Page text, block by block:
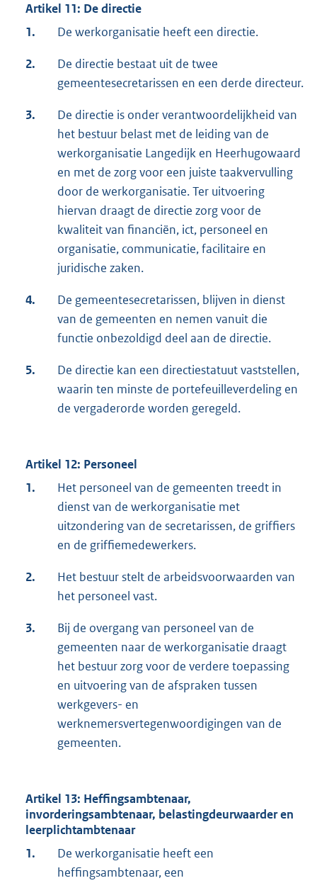
Artikel 11: De directie
1.
De werkorganisatie heeft een directie.
2.
De directie bestaat uit de twee
gemeentesecretarissen en een derde directeur.
3.
De directie is onder verantwoordelijkheid van
het bestuur belast met de leiding van de
werkorganisatie Langedijk en Heerhugowaard
en met de zorg voor een juiste taakvervulling
door de werkorganisatie. Ter uitvoering
hiervan draagt de directie zorg voor de
kwaliteit van financiën, ict, personeel en
organisatie, communicatie, facilitaire en
juridische zaken.
4.
De gemeentesecretarissen, blijven in dienst
van de gemeenten en nemen vanuit die
functie onbezoldigd deel aan de directie.
5.
De directie kan een directiestatuut vaststellen,
waarin ten minste de portefeuilleverdeling en
de vergaderorde worden geregeld.
Artikel 12: Personeel
1.
Het personeel van de gemeenten treedt in
dienst van de werkorganisatie met
uitzondering van de secretarissen, de griffiers
en de griffiemedewerkers.
2.
Het bestuur stelt de arbeidsvoorwaarden van
het personeel vast.
3.
Bij de overgang van personeel van de
gemeenten naar de werkorganisatie draagt
het bestuur zorg voor de verdere toepassing
en uitvoering van de afspraken tussen
werkgevers- en
werknemersvertegenwoordigingen van de
gemeenten.
Artikel 13: Heffingsambtenaar,
invorderingsambtenaar, belastingdeurwaarder en
leerplichtambtenaar
1.
De werkorganisatie heeft een
heffingsambtenaar, een